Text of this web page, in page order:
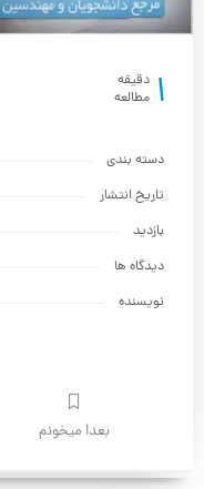
1 دقیقه
مطالعه
دسته بندی
تاریخ انتشار
بازدید
دیدگاه ها
نویسنده
بعدا میخونم